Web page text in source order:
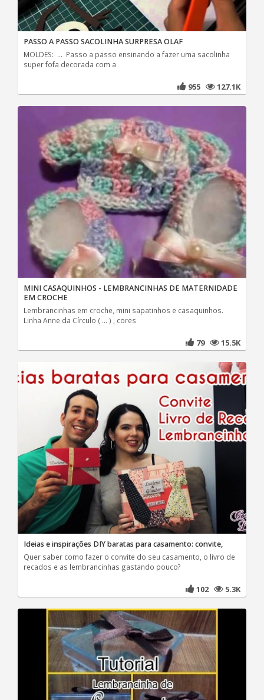
PASSO A PASSO SACOLINHA SURPRESA OLAF
MOLDES: ... Passo a passo ensinando a fazer uma sacolinha
super fofa decorada com a
955 127.1K
MINI CASAQUINHOS - LEMBRANCINHAS DE MATERNIDADE
EM CROCHE
Lembrancinhas em croche, mini sapatinhos e casaquinhos.
Linha Anne da Círculo ( ... ) , cores
79 15.5K
Ideias e inspirações DIY baratas para casamento: convite,
Quer saber como fazer o convite do seu casamento, o livro de
recados e as lembrancinhas gastando pouco?
102 5.3K